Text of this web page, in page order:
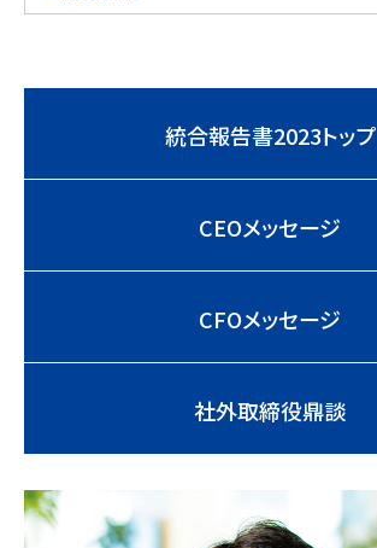
統合報告書2023トップ
CEOメッセージ
CFOメッセージ
社外取締役鼎談